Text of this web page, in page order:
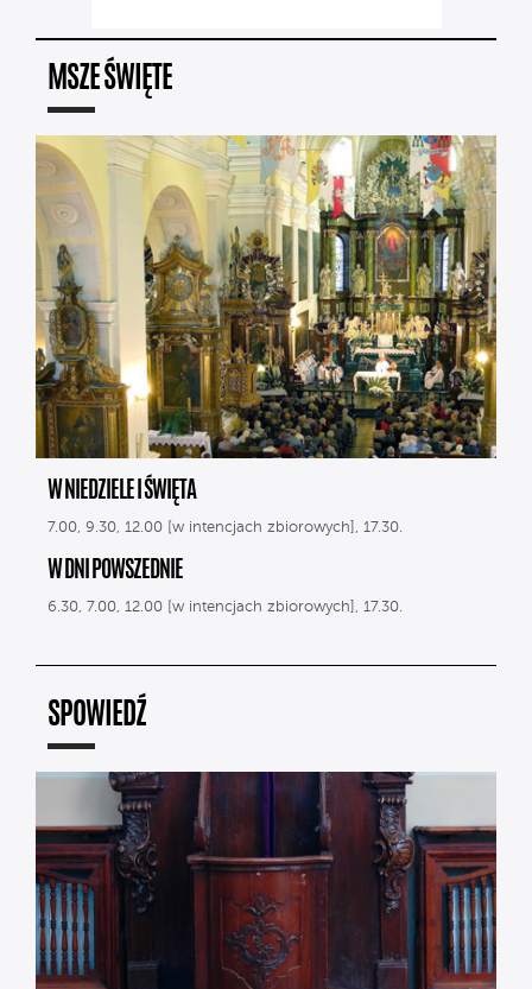
MSZE ŚWIĘTE
W NIEDZIELE I ŚWIĘTA
7.00, 9.30, 12.00 [w intencjach zbiorowych], 17.30.
W DNI POWSZEDNIE
6.30, 7.00, 12.00 [w intencjach zbiorowych], 17.30.
SPOWIEDŹ